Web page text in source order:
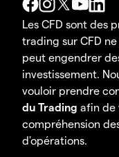
Les CFD sont des
trading sur CFD
peut engendrer
investissement.
vouloir prendre
du Trading afin de
compréhension
d'opérations.